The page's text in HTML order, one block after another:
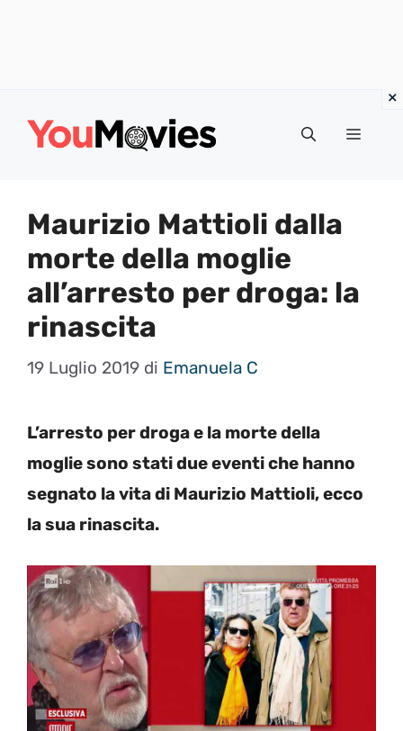
Menu
Maurizio Mattioli dalla
morte della moglie
all’arresto per droga: la
rinascita
19 Luglio 2019 di Emanuela C
L’arresto per droga e la morte della
moglie sono stati due eventi che hanno
segnato la vita di Maurizio Mattioli, ecco
la sua rinascita.